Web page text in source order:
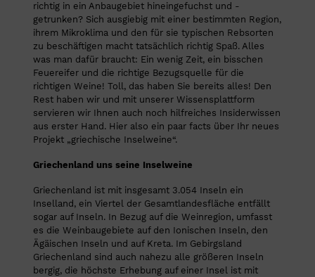
richtig in ein Anbaugebiet hineingefuchst und -
getrunken? Sich ausgiebig mit einer bestimmten Region,
ihrem Mikroklima und den für sie typischen Rebsorten
zu beschäftigen macht tatsächlich richtig Spaß. Alles
was man dafür braucht: Ein wenig Zeit, ein bisschen
Feuereifer und die richtige Bezugsquelle für die
richtigen Weine! Toll, das haben Sie bereits alles! Den
Rest haben wir und mit unserer Wissensplattform
servieren wir Ihnen auch noch hilfreiches Insiderwissen
aus erster Hand. Hier also ein paar facts über Ihr neues
Projekt „griechische Inselweine“.
Griechenland uns seine Inselweine
Griechenland ist mit insgesamt 3.054 Inseln ein
Inselland, ein Viertel der Gesamtlandesfläche entfällt
sogar auf Inseln. In Bezug auf die Weinregion, umfasst
es die Weinbaugebiete auf den Ionischen Inseln, den
Ägäischen Inseln und auf Kreta. Im Gebirgsland
Griechenland sind auch nahezu alle größeren Inseln
bergig, die höchste Erhebung auf einer Insel ist mit